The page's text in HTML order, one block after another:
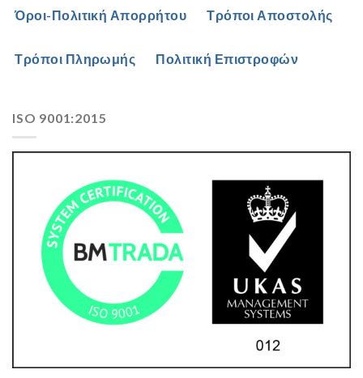
Όροι-Πολιτική Απορρήτου Τρόποι Αποστολής
Τρόποι Πληρωμής Πολιτική Επιστροφών
ISO 9001:2015